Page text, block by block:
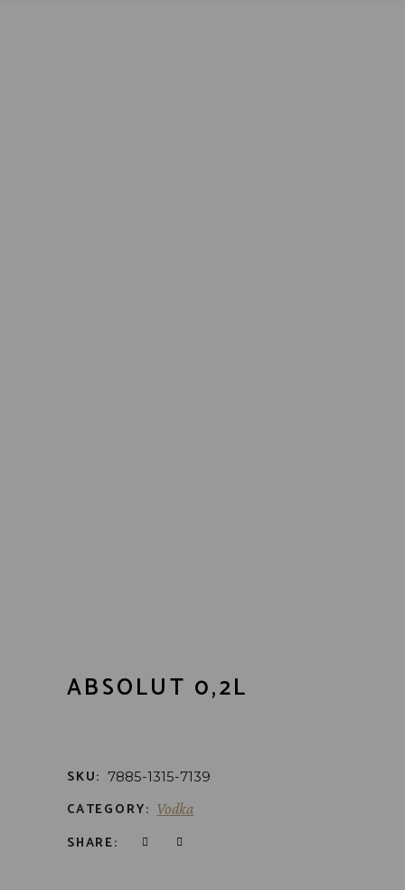
ABSOLUT 0,2L
SKU: 7885-1315-7139
CATEGORY: Vodka
SHARE: